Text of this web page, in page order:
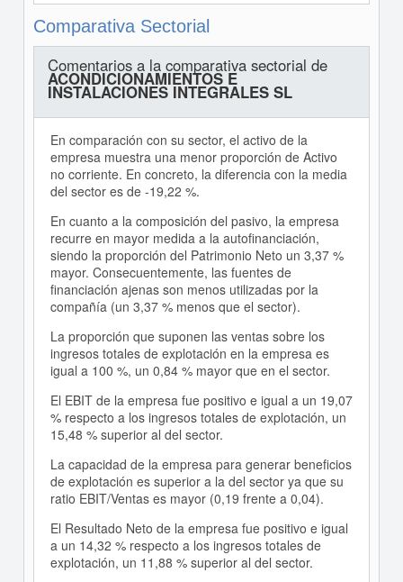
Comparativa Sectorial
Comentarios a la comparativa sectorial de
ACONDICIONAMIENTOS E
INSTALACIONES INTEGRALES SL
En comparación con su sector, el activo de la
empresa muestra una menor proporción de Activo
no corriente. En concreto, la diferencia con la media
del sector es de -19,22 %.
En cuanto a la composición del pasivo, la empresa
recurre en mayor medida a la autofinanciación,
siendo la proporción del Patrimonio Neto un 3,37 %
mayor. Consecuentemente, las fuentes de
financiación ajenas son menos utilizadas por la
compañía (un 3,37 % menos que el sector).
La proporción que suponen las ventas sobre los
ingresos totales de explotación en la empresa es
igual a 100 %, un 0,84 % mayor que en el sector.
El EBIT de la empresa fue positivo e igual a un 19,07
% respecto a los ingresos totales de explotación, un
15,48 % superior al del sector.
La capacidad de la empresa para generar beneficios
de explotación es superior a la del sector ya que su
ratio EBIT/Ventas es mayor (0,19 frente a 0,04).
El Resultado Neto de la empresa fue positivo e igual
a un 14,32 % respecto a los ingresos totales de
explotación, un 11,88 % superior al del sector.